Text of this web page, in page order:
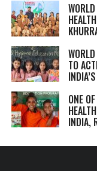
TO
ONE
INDIA,